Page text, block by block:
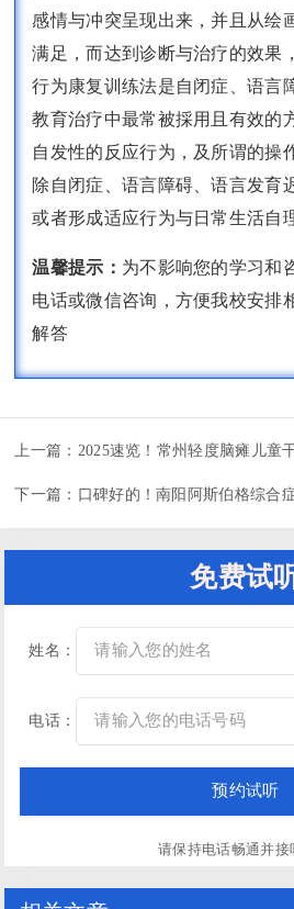
感情与冲突呈现出来，并且从绘
满足，而达到诊断与治疗的效果
行为康复训练法是自闭症、语言
教育治疗中最常被採用且有效的
自发性的反应行为，及所谓的操
除自闭症、语言障碍、语言发育
或者形成适应行为与日常生活自
温馨提示： 为不影响您的学习和
电话或微信咨询，方便我校安排
解答
上一篇： 2025速览！常州轻度脑瘫儿童
下一篇：
免费试
姓名：
电话：
请保持电话畅通并接